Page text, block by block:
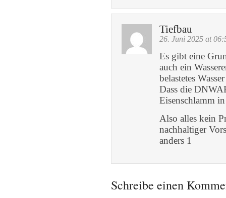
Tiefbau
26. Juni 2025 at
Es gibt eine
auch ein
belastetes
Dass die
Eisenschlamm
Also alles kein
nachhaltiger
anders 1
Schreibe einen